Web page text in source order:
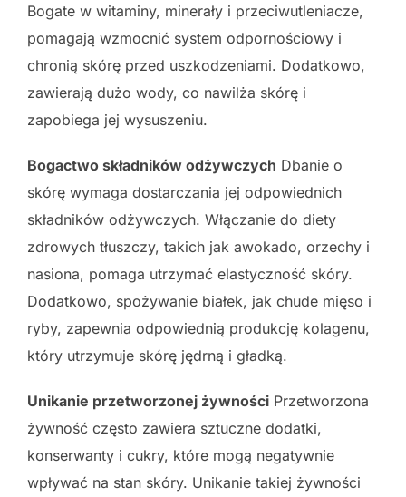
Bogate w witaminy, minerały i przeciwutleniacze,
pomagają wzmocnić system odpornościowy i
chronią skórę przed uszkodzeniami. Dodatkowo,
zawierają dużo wody, co nawilża skórę i
zapobiega jej wysuszeniu.
Bogactwo składników odżywczych Dbanie o
skórę wymaga dostarczania jej odpowiednich
składników odżywczych. Włączanie do diety
zdrowych tłuszczy, takich jak awokado, orzechy i
nasiona, pomaga utrzymać elastyczność skóry.
Dodatkowo, spożywanie białek, jak chude mięso i
ryby, zapewnia odpowiednią produkcję kolagenu,
który utrzymuje skórę jędrną i gładką.
Unikanie przetworzonej żywności Przetworzona
żywność często zawiera sztuczne dodatki,
konserwanty i cukry, które mogą negatywnie
wpływać na stan skóry. Unikanie takiej żywności